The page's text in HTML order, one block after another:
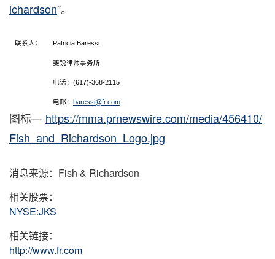
ichardson”。
联系人： Patricia Baressi
斐锐律师事务所
电话：(617)-368-2115
电邮： baressi@fr.com
图标— https://mma.prnewswire.com/media/456410/
Fish_and_Richardson_Logo.jpg
消息来源：Fish & Richardson
相关股票：
NYSE:JKS
相关链接：
http://www.fr.com